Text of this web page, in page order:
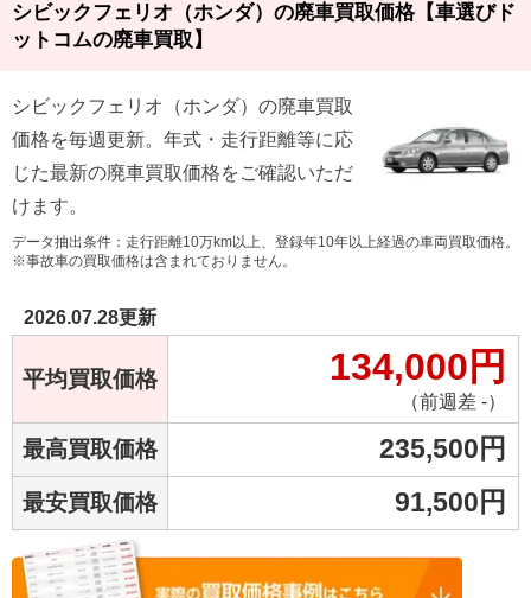
シビックフェリオ（ホンダ）の廃車買取価格【車選びド
ットコムの廃車買取】
シビックフェリオ （ホンダ）の廃車買取
価格を毎週更新。年式・走行距離等に応
じた最新の廃車買取価格をご確認いただ
けます。
データ抽出条件：走行距離10万km以上、登録年10年以上経過の車両買取価格。
※事故車の買取価格は含まれておりません。
2026.07.28更新
平均買取価格 134,000 円
（前週差 -）
最高買取価格 235,500 円
最安買取価格 91,500 円